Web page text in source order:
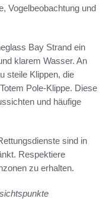
Vogelbeobachtung und
Bay Strand ein
klarem Wasser. An
steile Klippen, die
Pole-Klippe. Diese
und häufige
sind in
Respektiere
zu erhalten.